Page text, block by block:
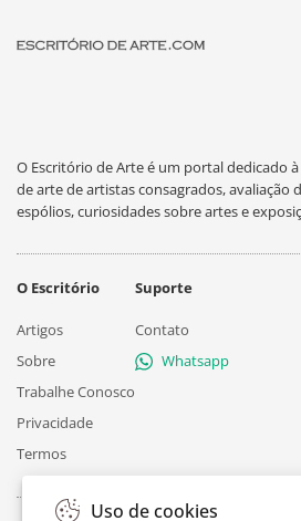
O Escritório de Arte é um portal dedicado
de arte de artistas consagrados, avaliação
espólios, curiosidades sobre artes e
O Escritório
Artigos
Sobre
Trabalhe Conosco
Privacidade
Termos
Suporte
Contato
Whatsapp
Uso de cookies